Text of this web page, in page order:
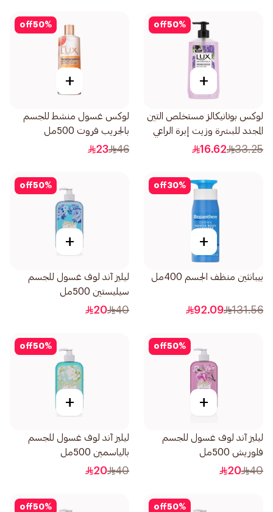
50%
off
+
لوكس بوتانيكالز مستخلص التين
المجدد للبشرة وزيت إبرة الراعي
500مل
33.25
16.62
50%
off
+
لوكس غسول منشط للجسم
بالجريب فروت 500مل
46
23
30%
off
+
بيبانثين منظف الجسم 400مل
131.56
92.09
50%
off
+
ليليز آند لوف غسول للجسم
سيليستين 500مل
40
20
50%
off
+
ليليز آند لوف غسول للجسم
فلوريش 500مل
40
20
50%
off
+
ليليز آند لوف غسول للجسم
بالياسمين 500مل
40
20
50%
off
50%
off